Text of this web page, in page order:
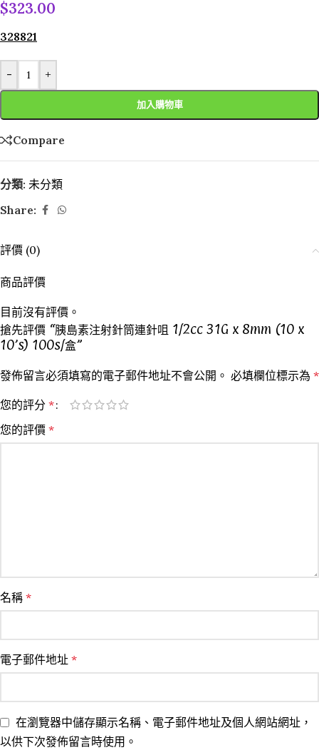
$323.00
328821
- +
加入購物車
Compare
分類: 未分類
Share:
評價 (0)
商品評價
目前沒有評價。
搶先評價 “胰島素注射針筒連針咀 1/2cc 31G x 8mm (10 x
10’s) 100s/盒”
發佈留言必須填寫的電子郵件地址不會公開。 必填欄位標示為 *
您的評分 *
您的評價 *
名稱 *
電子郵件地址 *
在瀏覽器中儲存顯示名稱、電子郵件地址及個人網站網址，
以供下次發佈留言時使用。